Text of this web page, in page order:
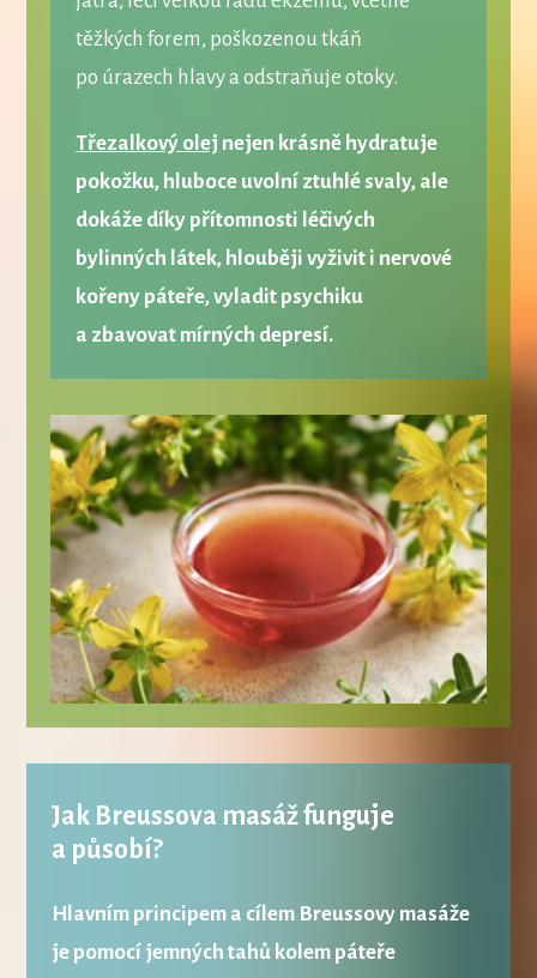
těžkých forem, poškozenou tkáň
po úrazech hlavy a odstraňuje otoky.
Třezalkový olej nejen krásně hydratuje
pokožku, hluboce uvolní ztuhlé svaly, ale
dokáže díky přítomnosti léčivých
bylinných látek, hlouběji vyživit i nervové
kořeny páteře, vyladit psychiku
a zbavovat mírných depresí.
Jak Breussova masáž funguje
a působí?
Hlavním principem a cílem Breussovy masáže
je pomocí jemných tahů kolem páteře